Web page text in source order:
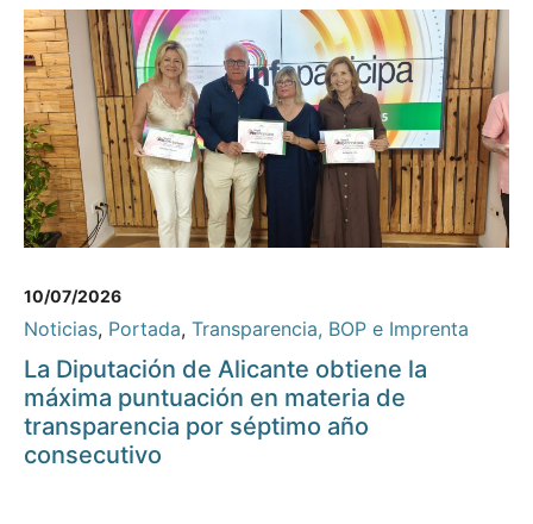
10/07/2026
Noticias, Portada, Transparencia, BOP e Imprenta
La Diputación de Alicante obtiene la
máxima puntuación en materia de
transparencia por séptimo año
consecutivo